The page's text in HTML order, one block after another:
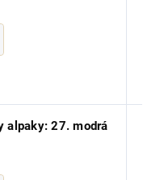
alpaky: 27. modrá